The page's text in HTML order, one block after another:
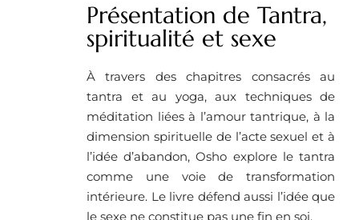
Présentation de Tantra,
spiritualité et sexe
À travers des chapitres consacrés au
tantra et au yoga, aux techniques de
méditation liées à l’amour tantrique, à la
dimension spirituelle de l’acte sexuel et à
l’idée d’abandon, Osho explore le tantra
comme une voie de transformation
intérieure. Le livre défend aussi l’idée que
le sexe ne constitue pas une fin en soi.